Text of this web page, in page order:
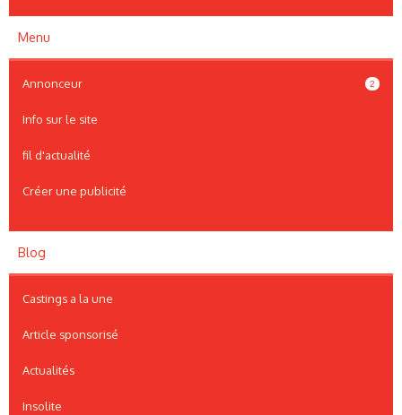
Menu
Annonceur 2
Info sur le site
fil d'actualité
Créer une publicité
Blog
Castings a la une
Article sponsorisé
Actualités
Insolite